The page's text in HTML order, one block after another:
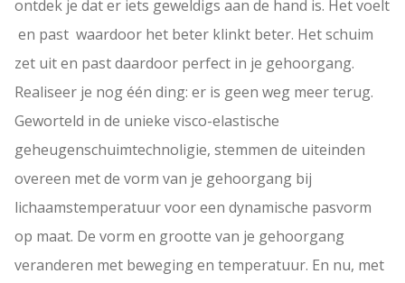
ontdek je dat er iets geweldigs aan de hand is. Het voelt
en past waardoor het beter klinkt beter. Het schuim
zet uit en past daardoor perfect in je gehoorgang.
Realiseer je nog één ding: er is geen weg meer terug.
Geworteld in de unieke visco-elastische
geheugenschuimtechnoligie, stemmen de uiteinden
overeen met de vorm van je gehoorgang bij
lichaamstemperatuur voor een dynamische pasvorm
op maat. De vorm en grootte van je gehoorgang
veranderen met beweging en temperatuur. En nu, met